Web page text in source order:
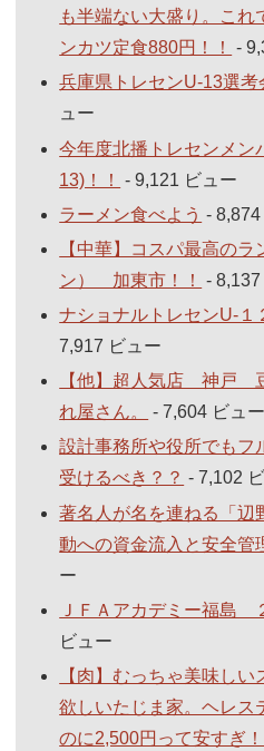
も半端ない大盛り。これ
ンカツ定食880円！！
-
兵庫県トレセンU-13選考
ュー
今年度北播トレセンメン
13)！！
- 9,121 ビュー
ラーメン食べよう -
【中華】コスパ最高の
ン） 加東市！！
-
ナショナルトレセンU-１
7,917 ビュー
【他】超人気店 神戸
れ屋さん。
- 7,604 ビュー
設計事務所や役所でもフ
受けるべき？？ - 7,102
著名人が名を連ねる「辺
動への資金流入と安全管
ー
ＪＦＡアカデミー福島
ビュー
【肉】むっちゃ美味し
欲しいたじま家。ヘレ
のに2,500円って安すぎ！